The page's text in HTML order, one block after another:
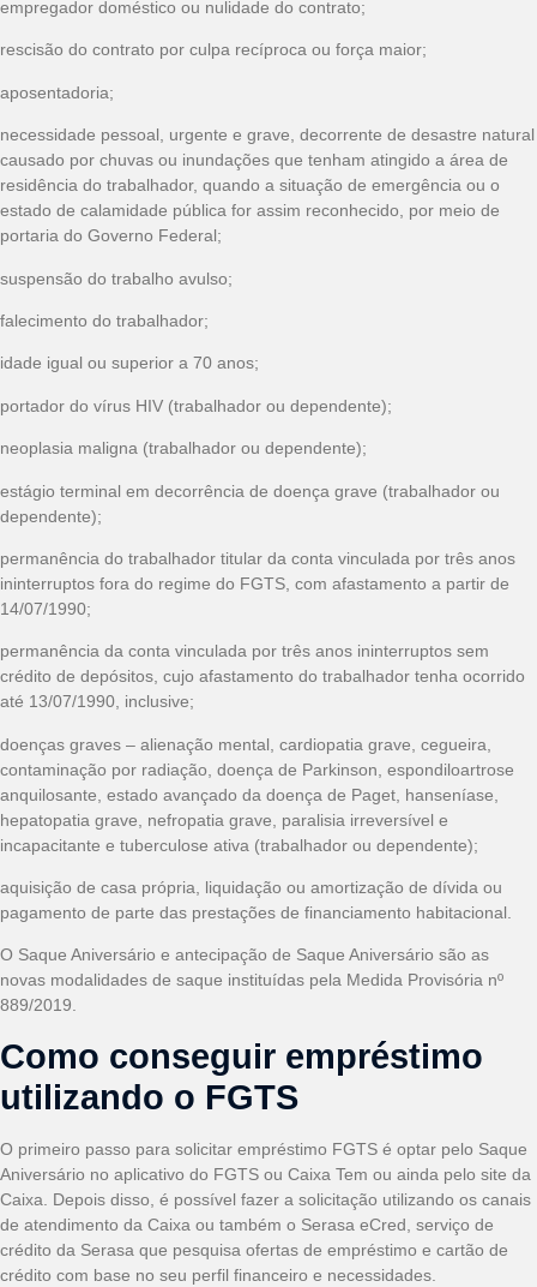
empregador doméstico ou nulidade do contrato;
rescisão do contrato por culpa recíproca ou força maior;
aposentadoria;
necessidade pessoal, urgente e grave, decorrente de desastre natural
causado por chuvas ou inundações que tenham atingido a área de
residência do trabalhador, quando a situação de emergência ou o
estado de calamidade pública for assim reconhecido, por meio de
portaria do Governo Federal;
suspensão do trabalho avulso;
falecimento do trabalhador;
idade igual ou superior a 70 anos;
portador do vírus HIV (trabalhador ou dependente);
neoplasia maligna (trabalhador ou dependente);
estágio terminal em decorrência de doença grave (trabalhador ou
dependente);
permanência do trabalhador titular da conta vinculada por três anos
ininterruptos fora do regime do FGTS, com afastamento a partir de
14/07/1990;
permanência da conta vinculada por três anos ininterruptos sem
crédito de depósitos, cujo afastamento do trabalhador tenha ocorrido
até 13/07/1990, inclusive;
doenças graves – alienação mental, cardiopatia grave, cegueira,
contaminação por radiação, doença de Parkinson, espondiloartrose
anquilosante, estado avançado da doença de Paget, hanseníase,
hepatopatia grave, nefropatia grave, paralisia irreversível e
incapacitante e tuberculose ativa (trabalhador ou dependente);
aquisição de casa própria, liquidação ou amortização de dívida ou
pagamento de parte das prestações de financiamento habitacional.
O Saque Aniversário e antecipação de Saque Aniversário são as
novas modalidades de saque instituídas pela Medida Provisória nº
889/2019.
Como conseguir empréstimo
utilizando o FGTS
O primeiro passo para solicitar empréstimo FGTS é optar pelo Saque
Aniversário no aplicativo do FGTS ou Caixa Tem ou ainda pelo site da
Caixa. Depois disso, é possível fazer a solicitação utilizando os canais
de atendimento da Caixa ou também o Serasa eCred, serviço de
crédito da Serasa que pesquisa ofertas de empréstimo e cartão de
crédito com base no seu perfil financeiro e necessidades.